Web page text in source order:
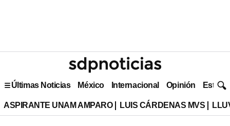
Últimas Noticias México Internacional Opinión Estilo
ASPIRANTE UNAM AMPARO LUIS CÁRDENAS MVS